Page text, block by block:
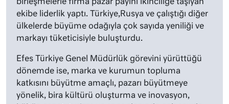
birleşmelerle firma pazar payını ikinciliğe taşıyan
ekibe liderlik yaptı. Türkiye,Rusya ve çalıştığı diğer
ülkelerde büyüme odağıyla çok sayıda yeniliği ve
markayı tüketicisiyle buluşturdu.
Efes Türkiye Genel Müdürlük görevini yürüttüğü
dönemde ise, marka ve kurumun topluma
katkısını büyütme amaçlı, pazarı büyütmeye
yönelik, bira kültürü oluşturma ve inovasyon,